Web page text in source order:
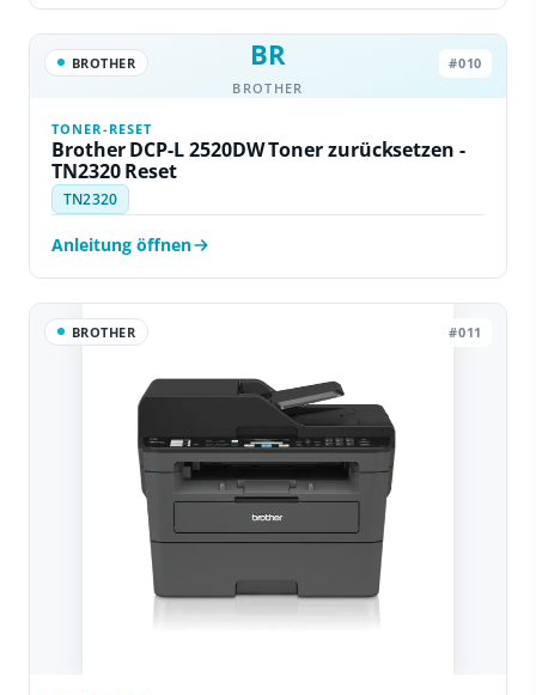
BR
BROTHER
BROTHER #010
TONER-RESET
Brother DCP-L 2520DW Toner zurücksetzen -
TN2320 Reset
TN2320
Anleitung öffnen
BROTHER #011